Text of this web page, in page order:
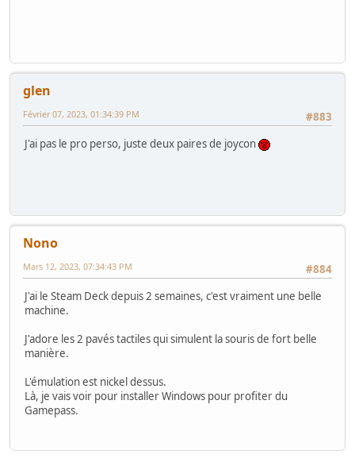
glen
#883
Février 07, 2023, 01:34:39 PM
J'ai pas le pro perso, juste deux paires de joycon
Nono
#884
Mars 12, 2023, 07:34:43 PM
J'ai le Steam Deck depuis 2 semaines, c'est vraiment une belle
machine.
J'adore les 2 pavés tactiles qui simulent la souris de fort belle
manière.
L'émulation est nickel dessus.
Là, je vais voir pour installer Windows pour profiter du
Gamepass.